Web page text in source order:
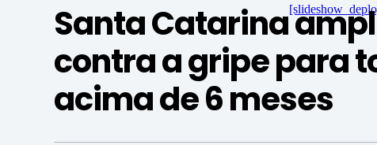
Santa Catarina
contra a gripe para
acima de 6 meses